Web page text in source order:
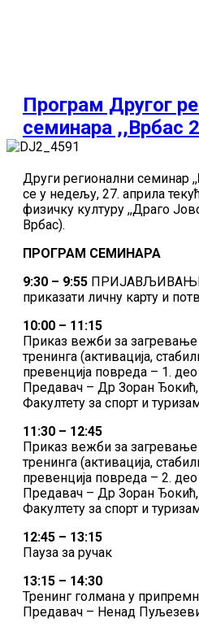
Програм Другог
семинара ,,Врбас
Други регионални семинар ,,
се у недељу, 27. априла
физичку културу ,,Драго
Врбас).
ПРОГРАМ СЕМИНАРА
9:30 – 9:55 ПРИЈАВЉИВАЊЕ
приказати личну карту и
10:00 – 11:15
Приказ вежби за загревање
тренинга (активација,
превенција повреда – 1.
Предавач – Др Зоран
Факултету за спорт и
11:30 – 12:45
Приказ вежби за загревање
тренинга (активација,
превенција повреда – 2.
Предавач – Др Зоран
Факултету за спорт и
12:45 – 13:15
Пауза за ручак
13:15 – 14:30
Тренинг голмана у
Предавач – Ненад